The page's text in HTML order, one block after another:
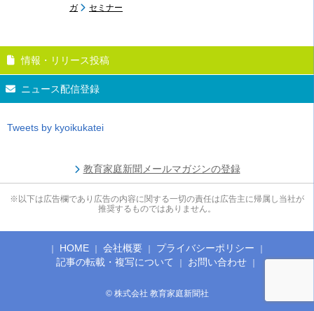
ガ
セミナー
情報・リリース投稿
ニュース配信登録
Tweets by kyoikukatei
教育家庭新聞メールマガジンの登録
※以下は広告欄であり広告の内容に関する一切の責任は広告主に帰属し当社が
推奨するものではありません。
© 株式会社 教育家庭新聞社
HOME 会社概要
プライバシーポリシー
記事の転載・複写について
お問い合わせ